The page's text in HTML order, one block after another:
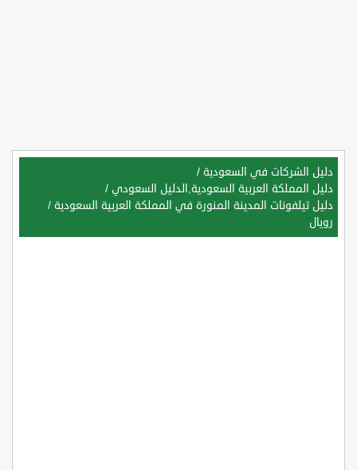
دليل الشركات في السعودية /
دليل المملكة العربية السعودية,الدليل السعودي /
دليل تيلفونات المدينة المنورة في المملكة العربية السعودية /
رويال